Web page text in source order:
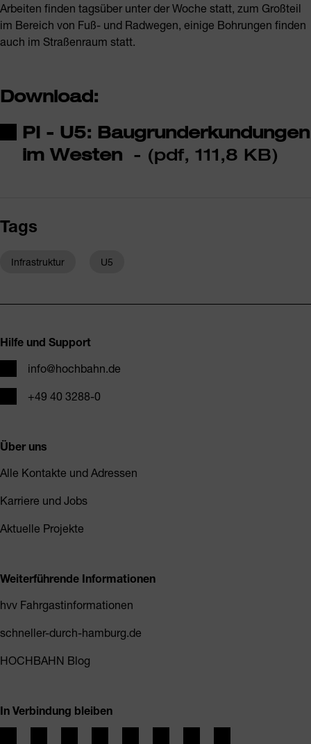
Arbeiten finden tagsüber unter der Woche statt, zum Großteil
im Bereich von Fuß- und Radwegen, einige Bohrungen finden
auch im Straßenraum statt.
Download:
PI - U5: Baugrunderkundungen
im Westen
- (pdf, 111,8 KB)
Tags
Infrastruktur U5
Hilfe und Support
E-Mailinfo@hochbahn.de
Telefon+49 40 3288-0
Über uns
Alle Kontakte und Adressen
Karriere und Jobs
Aktuelle Projekte
Weiterführende Informationen
hvv Fahrgastinformationen
schneller-durch-hamburg.de
HOCHBAHN Blog
In Verbindung bleiben